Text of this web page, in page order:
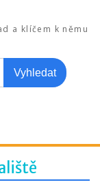
a klíčem k němu